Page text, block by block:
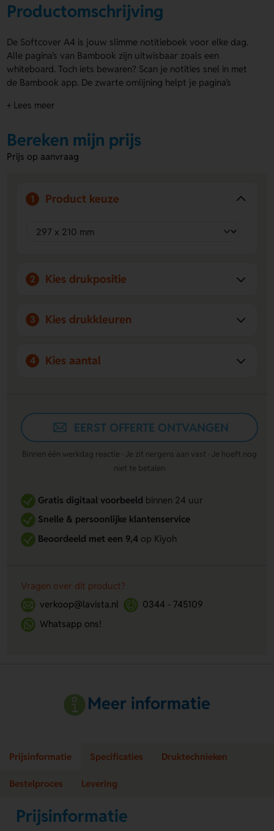
Productomschrijving
De Softcover A4 is jouw slimme notitieboek voor elke dag.
Alle pagina’s van Bambook zijn uitwisbaar zoals een
whiteboard. Toch iets bewaren? Scan je notities snel in met
de Bambook app. De zwarte omlijning helpt je pagina’s
is gemaakt van 100% duurzaam bamboekarton en
naam of ontwerp kan op de voorzijde, achterzijde en
rondom de omslag. Bestel of vraag een prijs op.
Uitwisbaar en herbruikbaar:
notitieboek steeds opnieuw.
eigen ontwerp plaatsen op de voorzijde, achterzijde of
bamboekarton en voor elk notitieboek plant Bambook
een boom in een herbebossingsgebied.
+ Lees meer
Bereken mijn prijs
Prijs op aanvraag
1 Product keuze
2 Kies drukpositie
3 Kies drukkleuren
4 Kies aantal
EERST OFFERTE ONTVANGEN
Binnen één werkdag reactie · Je zit nergens aan vast · Je hoeft nog
niet te betalen
Gratis digitaal voorbeeldbinnen 24 uur
Snelle & persoonlijke klantenservice
Beoordeeld met een 9,4op Kiyoh
Vragen over dit product?
verkoop@lavista.nl
0344 - 745109
Whatsapp ons!
Meer informatie
Prijsinformatie Specificaties Druktechnieken
Bestelproces Levering
Prijsinformatie